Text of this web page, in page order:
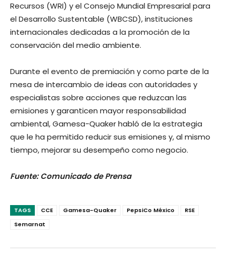
Recursos (WRI) y el Consejo Mundial Empresarial para
el Desarrollo Sustentable (WBCSD), instituciones
internacionales dedicadas a la promoción de la
conservación del medio ambiente.
Durante el evento de premiación y como parte de la
mesa de intercambio de ideas con autoridades y
especialistas sobre acciones que reduzcan las
emisiones y garanticen mayor responsabilidad
ambiental, Gamesa-Quaker habló de la estrategia
que le ha permitido reducir sus emisiones y, al mismo
tiempo, mejorar su desempeño como negocio.
Fuente: Comunicado de Prensa
TAGS CCE Gamesa-Quaker PepsiCo México
RSE
Semarnat